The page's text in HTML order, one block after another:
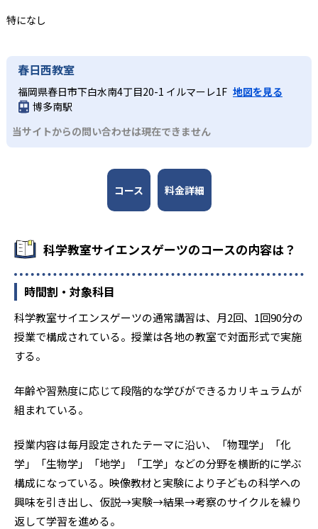
上級コースは中級コースの受講を終了した人を対象とした
結果のまとめには記述式も取り入れられ、内容をまとめて
表現する能力も養う。最新の技術にも触れつつ、仮説を立
てる力を伸ばしていく。
は別に、実験の材料費（テキスト代含む）も必要であり、
心に展開されており、通学できる範囲に教室がないケース
もある点には注意が必要だ。
特になし
春日西教室
福岡県春日市下白水南4丁目20-1 イルマーレ1F 地図を見る
博多南駅
当サイトからの問い合わせは現在できません
コース 料金詳細
科学教室サイエンスゲーツのコースの内容は？
時間割・対象科目
科学教室サイエンスゲーツの通常講習は、月2回、1回90分の
授業で構成されている。授業は各地の教室で対面形式で実施
する。
年齢や習熟度に応じて段階的な学びができるカリキュラムが
組まれている。
授業内容は毎月設定されたテーマに沿い、「物理学」「化
学」「生物学」「地学」「工学」などの分野を横断的に学ぶ
構成になっている。映像教材と実験により子どもの科学への
興味を引き出し、仮説→実験→結果→考察のサイクルを繰り
返して学習を進める。